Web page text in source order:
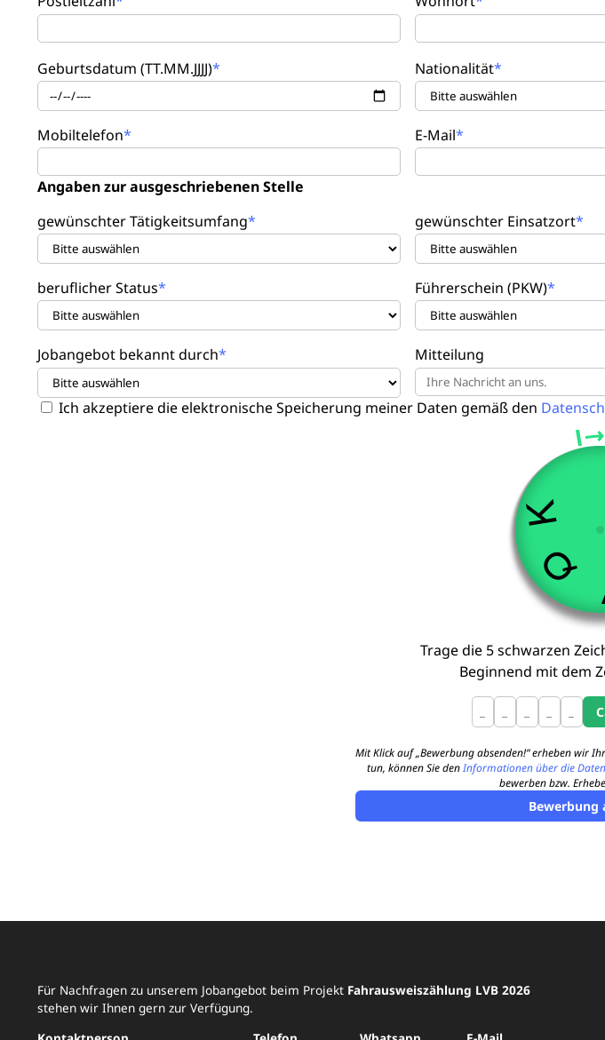
Geburtsdatum (TT.MM.JJJJ) Nationalität
Mobiltelefon E-Mail
Angaben zur ausgeschriebenen Stelle
gewünschter Tätigkeitsumfang
gewünschter Einsatzort
beruflicher Status Führerschein (PKW)
Jobangebot bekannt durch Mitteilung
Ich akzeptiere die elektronische Speicherung meiner Daten gemäß den
Trage die 5 schwarzen
Beginnend mit dem
Mit Klick auf „Bewerbung absenden!“ erheben wir
tun, können Sie denInformationen über die
bewerben bzw.
Bewerbung
Für Nachfragen zu unserem Jobangebot beim Projekt Fahrausweiszählung LVB 2026
stehen wir Ihnen gern zur Verfügung.